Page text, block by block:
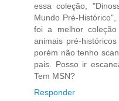
essa coleção,
Mundo Pré-
foi a melhor
animais pré-
porém não tenho
pais. Posso ir
Tem MSN?
Responder